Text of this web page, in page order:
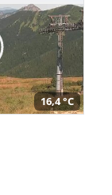
16,4 °C